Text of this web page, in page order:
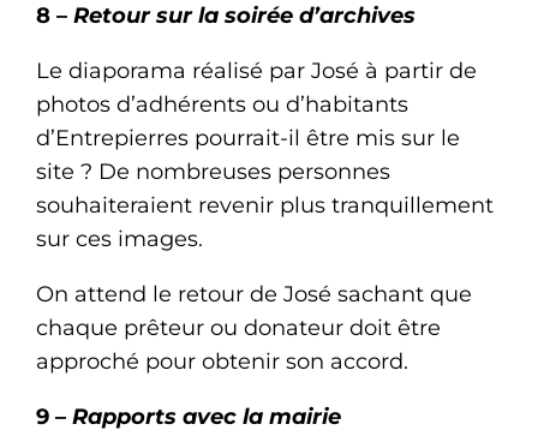
8 – Retour sur la soirée d’archives
Le diaporama réalisé par José à partir de
photos d’adhérents ou d’habitants
d’Entrepierres pourrait-il être mis sur le
site ? De nombreuses personnes
souhaiteraient revenir plus tranquillement
sur ces images.
On attend le retour de José sachant que
chaque prêteur ou donateur doit être
approché pour obtenir son accord.
9 – Rapports avec la mairie